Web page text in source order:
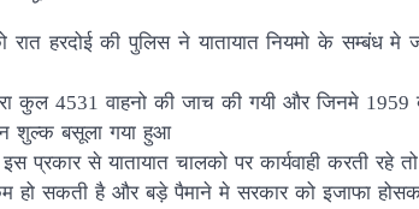
हरदोई की पुलिस ने यातायात नियमो के सम्बंध मे
कुल 4531 वाहनो की जाच की गयी और जिनमे
शुल्क बसूला गया हुआ
प्रकार से यातायात चालको पर कार्यवाही करती रहे
हो सकती है और बड़े पैमाने मे सरकार को इजाफा